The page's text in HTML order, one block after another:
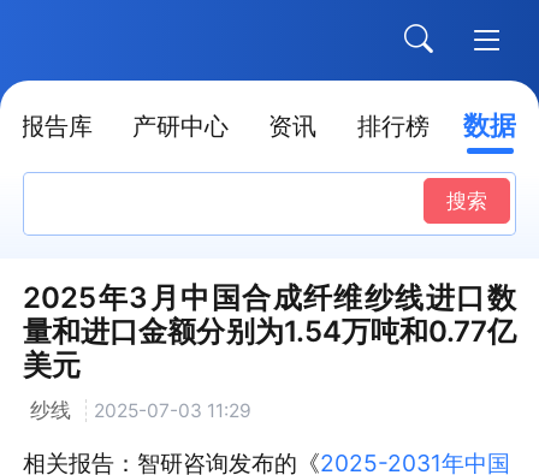
报告库 产研中心 资讯 排行榜 数据
搜索
2025年3月中国合成纤维纱线进口数
量和进口金额分别为1.54万吨和0.77亿
美元
纱线 2025-07-03 11:29
相关报告：智研咨询发布的《2025-2031年中国